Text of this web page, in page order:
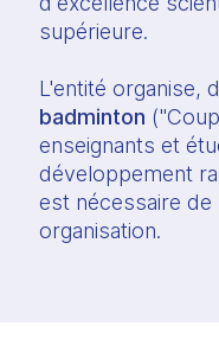
supérieure.
L'entité organise,
badminton
enseignants et
développement
est nécessaire
organisation.